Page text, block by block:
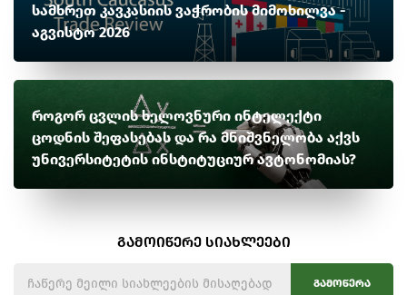
სამხრეთ კავკასიის ვაჭრობის მიმოხილვა -
აგვისტო 2026
როგორ ცვლის ხელოვნური ინტელექტი
ცოდნის შეფასებას და რა მნიშვნელობა აქვს
უნივერსიტეტის ინსტიტუციურ ავტონომიას?
გამოიწერე სიახლეები
გამოწერა